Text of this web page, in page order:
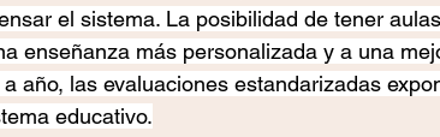
el sistema. La posibilidad de tener
enseñanza más personalizada y a una
año, las evaluaciones estandarizadas
educativo.